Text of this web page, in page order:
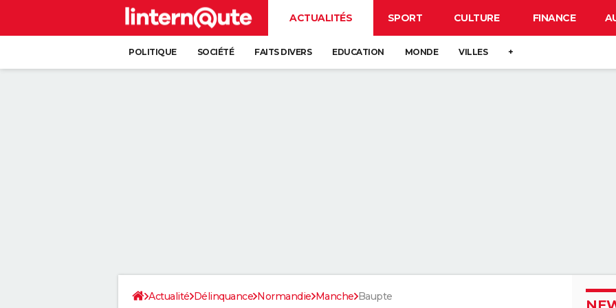
ACTUALITÉS SPORT CULTURE FINANCE
POLITIQUE SOCIÉTÉ FAITS DIVERS EDUCATION MONDE VILLES +
Actualité Délinquance Normandie Manche Baupte